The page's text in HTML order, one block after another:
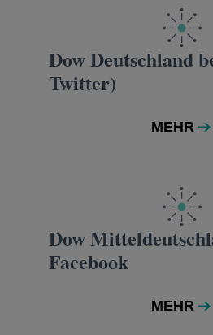
Dow Deutschland
Twitter)
MEHR
Dow
Facebook
MEHR